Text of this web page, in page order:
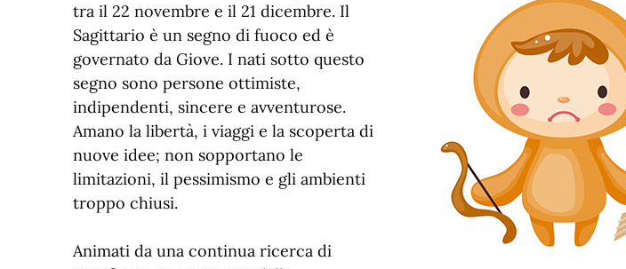
tra il 22 novembre e il 21 dicembre. Il
Sagittario è un segno di fuoco ed è
governato da Giove. I nati sotto questo
segno sono persone ottimiste,
indipendenti, sincere e avventurose.
Amano la libertà, i viaggi e la scoperta di
nuove idee; non sopportano le
limitazioni, il pessimismo e gli ambienti
troppo chiusi.
Animati da una continua ricerca di